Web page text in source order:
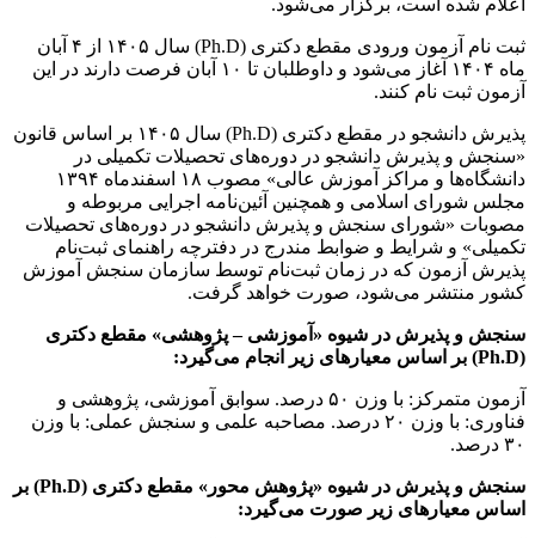
ثبت نام آزمون ورودی مقطع دکتری (Ph.D) سال ۱۴۰۵ از ۴ آبان
ماه ۱۴۰۴ آغاز می‌شود و داوطلبان تا ۱۰ آبان فرصت دارند در این
آزمون ثبت نام کنند.
پذیرش دانشجو در مقطع دکتری (Ph.D) سال ۱۴۰۵ بر اساس قانون
«سنجش و پذیرش دانشجو در دوره‌های تحصیلات تکمیلی در
دانشگاه‌ها و مراکز آموزش عالی» مصوب ۱۸ اسفندماه ۱۳۹۴
مجلس شورای اسلامی و همچنین آئین‌نامه اجرایی مربوطه و
مصوبات «شورای سنجش و پذیرش دانشجو در دوره‌های تحصیلات
تکمیلی» و شرایط و ضوابط مندرج در دفترچه راهنمای ثبت‌نام
پذیرش آزمون که در زمان ثبت‌نام توسط سازمان سنجش آموزش
کشور منتشر می‌شود، صورت خواهد گرفت.
سنجش و پذیرش در شیوه «آموزشی – پژوهشی» مقطع دکتری
(Ph.D) بر اساس معیارهای زیر انجام می‌گیرد:
آزمون متمرکز: با وزن ۵۰ درصد. سوابق آموزشی، پژوهشی و
فناوری: با وزن ۲۰ درصد. مصاحبه علمی و سنجش عملی: با وزن
۳۰ درصد.
سنجش و پذیرش در شیوه «پژوهش محور» مقطع دکتری (Ph.D) بر
اساس معیارهای زیر صورت می‌گیرد: